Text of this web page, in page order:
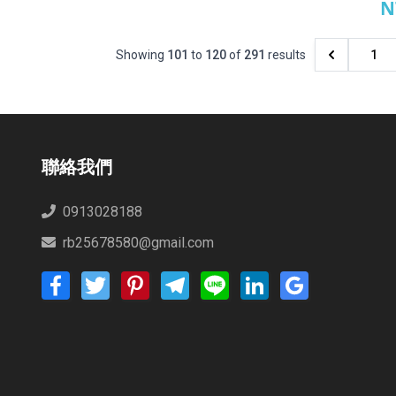
Showing 101 to 120of 291 results 1
聯絡我們
0913028188
rb25678580@gmail.com
FacebookTwitter PinterestTelegramLine LinkedIn